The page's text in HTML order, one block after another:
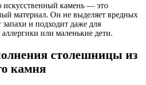
искусственный камень — это
материал. Он не выделяет вредных
и подходит даже для
или маленькие дети.
столешницы из
камня